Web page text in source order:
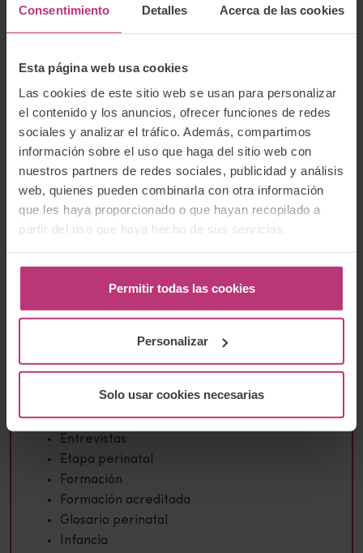
Consentimiento Detalles Acerca de las cookies
Esta página web usa cookies
Las cookies de este sitio web se usan para personalizar
el contenido y los anuncios, ofrecer funciones de redes
sociales y analizar el tráfico. Además, compartimos
información sobre el uso que haga del sitio web con
nuestros partners de redes sociales, publicidad y análisis
web, quienes pueden combinarla con otra información
que les haya proporcionado o que hayan recopilado a
partir del uso que haya hecho de sus servicios.
Permitir todas las cookies
Personalizar
Solo usar cookies necesarias
He leído la Política de protección de
datosy acepto que mis datos enviados se
recopilen y almacenen bajo dichos
términos.
Comunidad
Embarazo
Encuesta
Entrevistas
Etapa perinatal
Formación
Formación acreditada
Glosario perinatal
Infancia